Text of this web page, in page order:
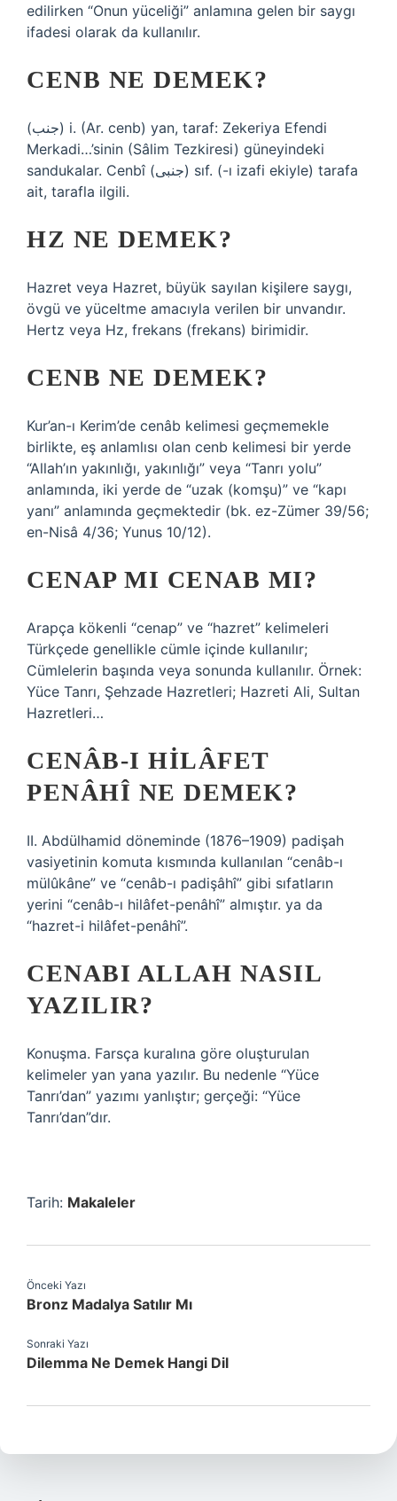
edilirken “Onun yüceliği” anlamına gelen bir saygı
ifadesi olarak da kullanılır.
CENB NE DEMEK?
(ﺟﻨﺐ) i. (Ar. cenb) yan, taraf: Zekeriya Efendi
Merkadi…’sinin (Sâlim Tezkiresi) güneyindeki
sandukalar. Cenbî (ﺟﻨﺒﻰ) sıf. (-ı izafi ekiyle) tarafa
ait, tarafla ilgili.
HZ NE DEMEK?
Hazret veya Hazret, büyük sayılan kişilere saygı,
övgü ve yüceltme amacıyla verilen bir unvandır.
Hertz veya Hz, frekans (frekans) birimidir.
CENB NE DEMEK?
Kur’an-ı Kerim’de cenâb kelimesi geçmemekle
birlikte, eş anlamlısı olan cenb kelimesi bir yerde
“Allah’ın yakınlığı, yakınlığı” veya “Tanrı yolu”
anlamında, iki yerde de “uzak (komşu)” ve “kapı
yanı” anlamında geçmektedir (bk. ez-Zümer 39/56;
en-Nisâ 4/36; Yunus 10/12).
CENAP MI CENAB MI?
Arapça kökenli “cenap” ve “hazret” kelimeleri
Türkçede genellikle cümle içinde kullanılır;
Cümlelerin başında veya sonunda kullanılır. Örnek:
Yüce Tanrı, Şehzade Hazretleri; Hazreti Ali, Sultan
Hazretleri…
CENÂB-I HILÂFET
PENÂHÎ NE DEMEK?
II. Abdülhamid döneminde (1876–1909) padişah
vasiyetinin komuta kısmında kullanılan “cenâb-ı
mülûkâne” ve “cenâb-ı padişâhî” gibi sıfatların
yerini “cenâb-ı hilâfet-penâhî” almıştır. ya da
“hazret-i hilâfet-penâhî”.
CENABI ALLAH NASIL
YAZILIR?
Konuşma. Farsça kuralına göre oluşturulan
kelimeler yan yana yazılır. Bu nedenle “Yüce
Tanrı’dan” yazımı yanlıştır; gerçeği: “Yüce
Tanrı’dan”dır.
Tarih: Makaleler
Önceki Yazı
Bronz Madalya Satılır Mı
Sonraki Yazı
Dilemma Ne Demek Hangi Dil